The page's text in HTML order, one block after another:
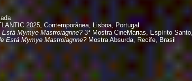
2025, Contemporânea, Lisboa, Portugal
Está Mymye Mastroiagnne?3ª Mostra CineMarias, Espírito
Está Mymye Mastroiagnne?Mostra Absurda, Recife, Brasil